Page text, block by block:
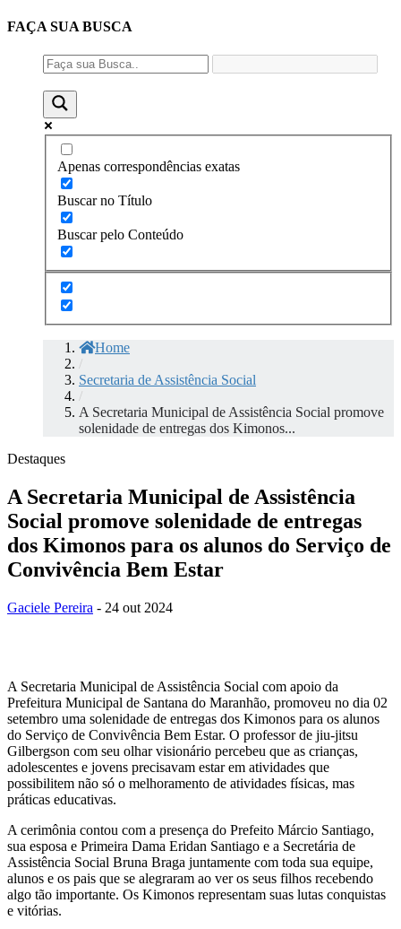
FAÇA SUA BUSCA
Apenas correspondências exatas
Buscar no Título
Buscar pelo Conteúdo
Home
/
Secretaria de Assistência Social
/
A Secretaria Municipal de Assistência Social promove
solenidade de entregas dos Kimonos...
Destaques
A Secretaria Municipal de Assistência
Social promove solenidade de entregas
dos Kimonos para os alunos do Serviço de
Convivência Bem Estar
Gaciele Pereira - 24 out 2024
A Secretaria Municipal de Assistência Social com apoio da
Prefeitura Municipal de Santana do Maranhão, promoveu no dia 02
setembro uma solenidade de entregas dos Kimonos para os alunos
do Serviço de Convivência Bem Estar. O professor de jiu-jitsu
Gilbergson com seu olhar visionário percebeu que as crianças,
adolescentes e jovens precisavam estar em atividades que
possibilitem não só o melhoramento de atividades físicas, mas
práticas educativas.
A cerimônia contou com a presença do Prefeito Márcio Santiago,
sua esposa e Primeira Dama Eridan Santiago e a Secretária de
Assistência Social Bruna Braga juntamente com toda sua equipe,
alunos e os pais que se alegraram ao ver os seus filhos recebendo
algo tão importante. Os Kimonos representam suas lutas conquistas
e vitórias.